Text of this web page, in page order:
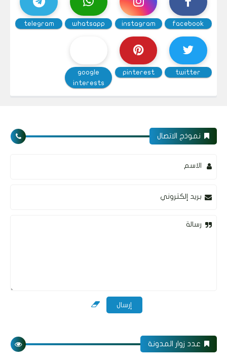
facebook
instagram
whatsapp
telegram
twitter
pinterest
google
interests
نموذج الاتصال
الاسم
بريد إلكتروني
رسالة
عدد زوار المدونة